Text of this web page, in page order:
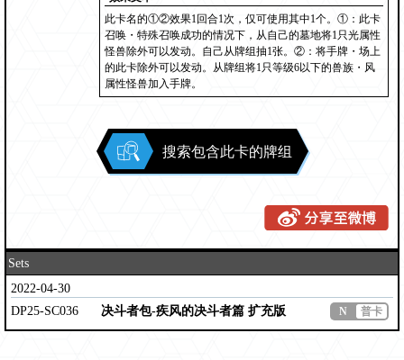
此卡名的①②效果1回合1次，仅可使用其中1个。①：此卡
召唤・特殊召唤成功的情况下，从自己的墓地将1只光属性
怪兽除外可以发动。自己从牌组抽1张。②：将手牌・场上
的此卡除外可以发动。从牌组将1只等级6以下的兽族・风
属性怪兽加入手牌。
搜索包含此卡的牌组
Sets
2022-04-30
DP25-SC036
决斗者包-疾风的决斗者篇 扩充版 N 普卡